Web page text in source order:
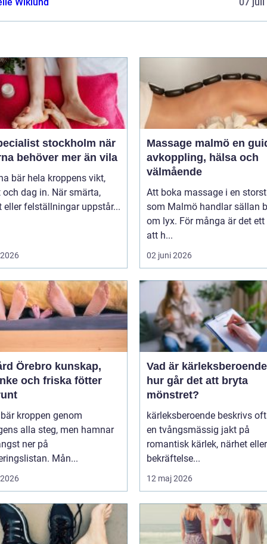
stockholm när
behöver mer än vila
bär hela kroppens vikt,
och dag in. När smärta,
eller felställningar uppstår...
Massage malmö en guide till
avkoppling, hälsa och
välmående
Att boka massage i en
som Malmö handlar sällan
om lyx. För många är det
att h...
02 juni 2026
kunskap,
och friska fötter
kroppen genom
alla steg, men hamnar
ner på
Mån...
Vad är kärleksberoende
hur går det att bryta
mönstret?
kärleksberoende beskrivs
en tvångsmässig jakt på
romantisk kärlek, närhet eller
bekräftelse...
12 maj 2026